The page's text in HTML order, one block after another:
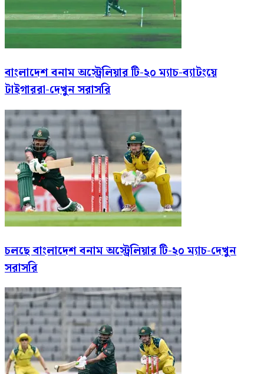
বাংলাদেশ বনাম অস্ট্রেলিয়ার টি-২০ ম্যাচ-ব্যাটংয়ে
টাইগাররা-দেখুন সরাসরি
চলছে বাংলাদেশ বনাম অস্ট্রেলিয়ার টি-২০ ম্যাচ-দেখুন
সরাসরি